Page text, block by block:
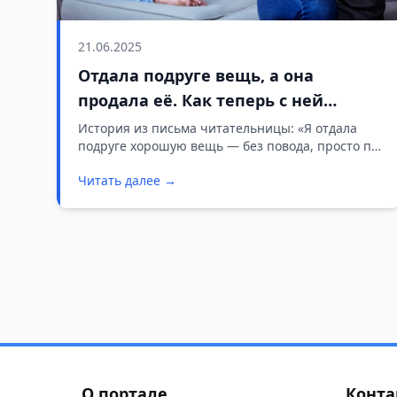
21.06.2025
Отдала подруге вещь, а она
продала её. Как теперь с ней
общаться?
История из письма читательницы: «Я отдала
подруге хорошую вещь — без повода, просто по
ли она ею. А она ответила, что продала. Мне
Читать далее →